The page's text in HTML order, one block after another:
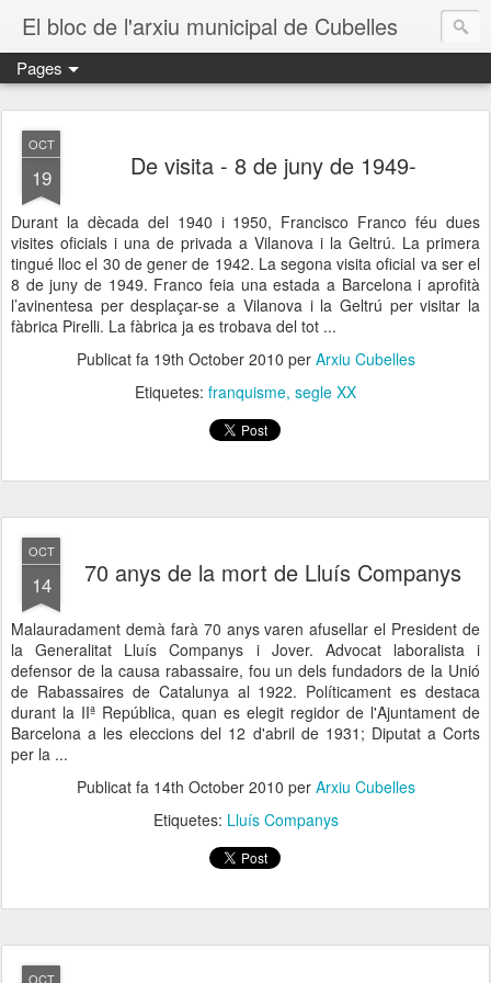
El bloc de l'arxiu municipal de Cubelles
Pages
OCT
19 De visita - 8 de juny de 1949-
Durant la dècada del 1940 i 1950, Francisco Franco féu dues
visites oficials i una de privada a Vilanova i la Geltrú. La primera
tingué lloc el 30 de gener de 1942. La segona visita oficial va ser el
8 de juny de 1949. Franco feia una estada a Barcelona i aprofità
l’avinentesa per desplaçar-se a Vilanova i la Geltrú per visitar la
fàbrica Pirelli. La fàbrica ja es trobava del tot ...
Publicat fa 19th October 2010 per Arxiu Cubelles
Etiquetes: franquisme segle XX
OCT
14 70 anys de la mort de Lluís Companys
Malauradament demà farà 70 anys varen afusellar el President de
la Generalitat Lluís Companys i Jover. Advocat laboralista i
defensor de la causa rabassaire, fou un dels fundadors de la Unió
de Rabassaires de Catalunya al 1922. Políticament es destaca
durant la IIª República, quan es elegit regidor de l'Ajuntament de
Barcelona a les eleccions del 12 d'abril de 1931; Diputat a Corts
per la ...
Publicat fa 14th October 2010 per Arxiu Cubelles
Etiquetes: Lluís Companys
OCT